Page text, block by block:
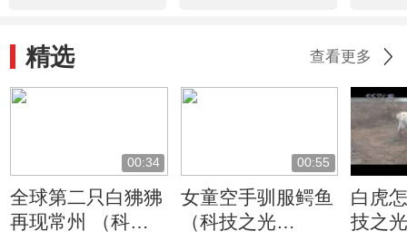
精选 查看更多
00:34
全球第二只白狒狒
再现常州 （科技
00:55
女童空手驯服鳄鱼
（科技之光
白虎
技之光